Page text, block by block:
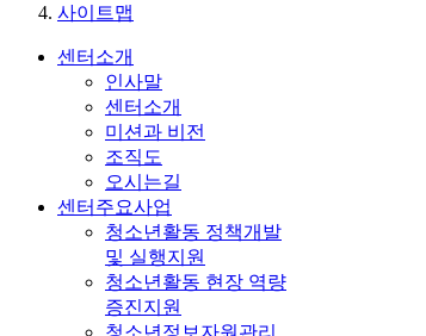
사이트맵
센터소개
인사말
센터소개
미션과 비전
조직도
오시는길
센터주요사업
청소년활동 정책개발
및 실행지원
청소년활동 현장 역량
증진지원
청소년정보자원관리